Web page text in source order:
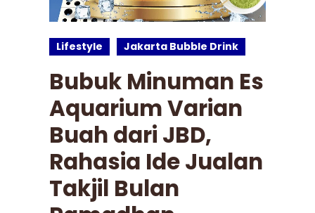
Lifestyle Jakarta Bubble Drink
Bubuk Minuman Es
Aquarium Varian
Buah dari JBD,
Rahasia Ide Jualan
Takjil Bulan